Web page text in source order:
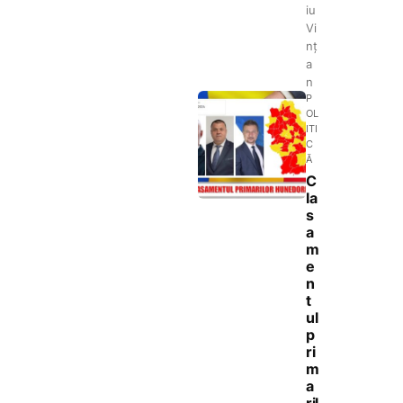
iu
Vi
nț
a
n
P
OL
ITI
C
Ă
C
la
s
a
m
e
n
t
ul
p
ri
m
a